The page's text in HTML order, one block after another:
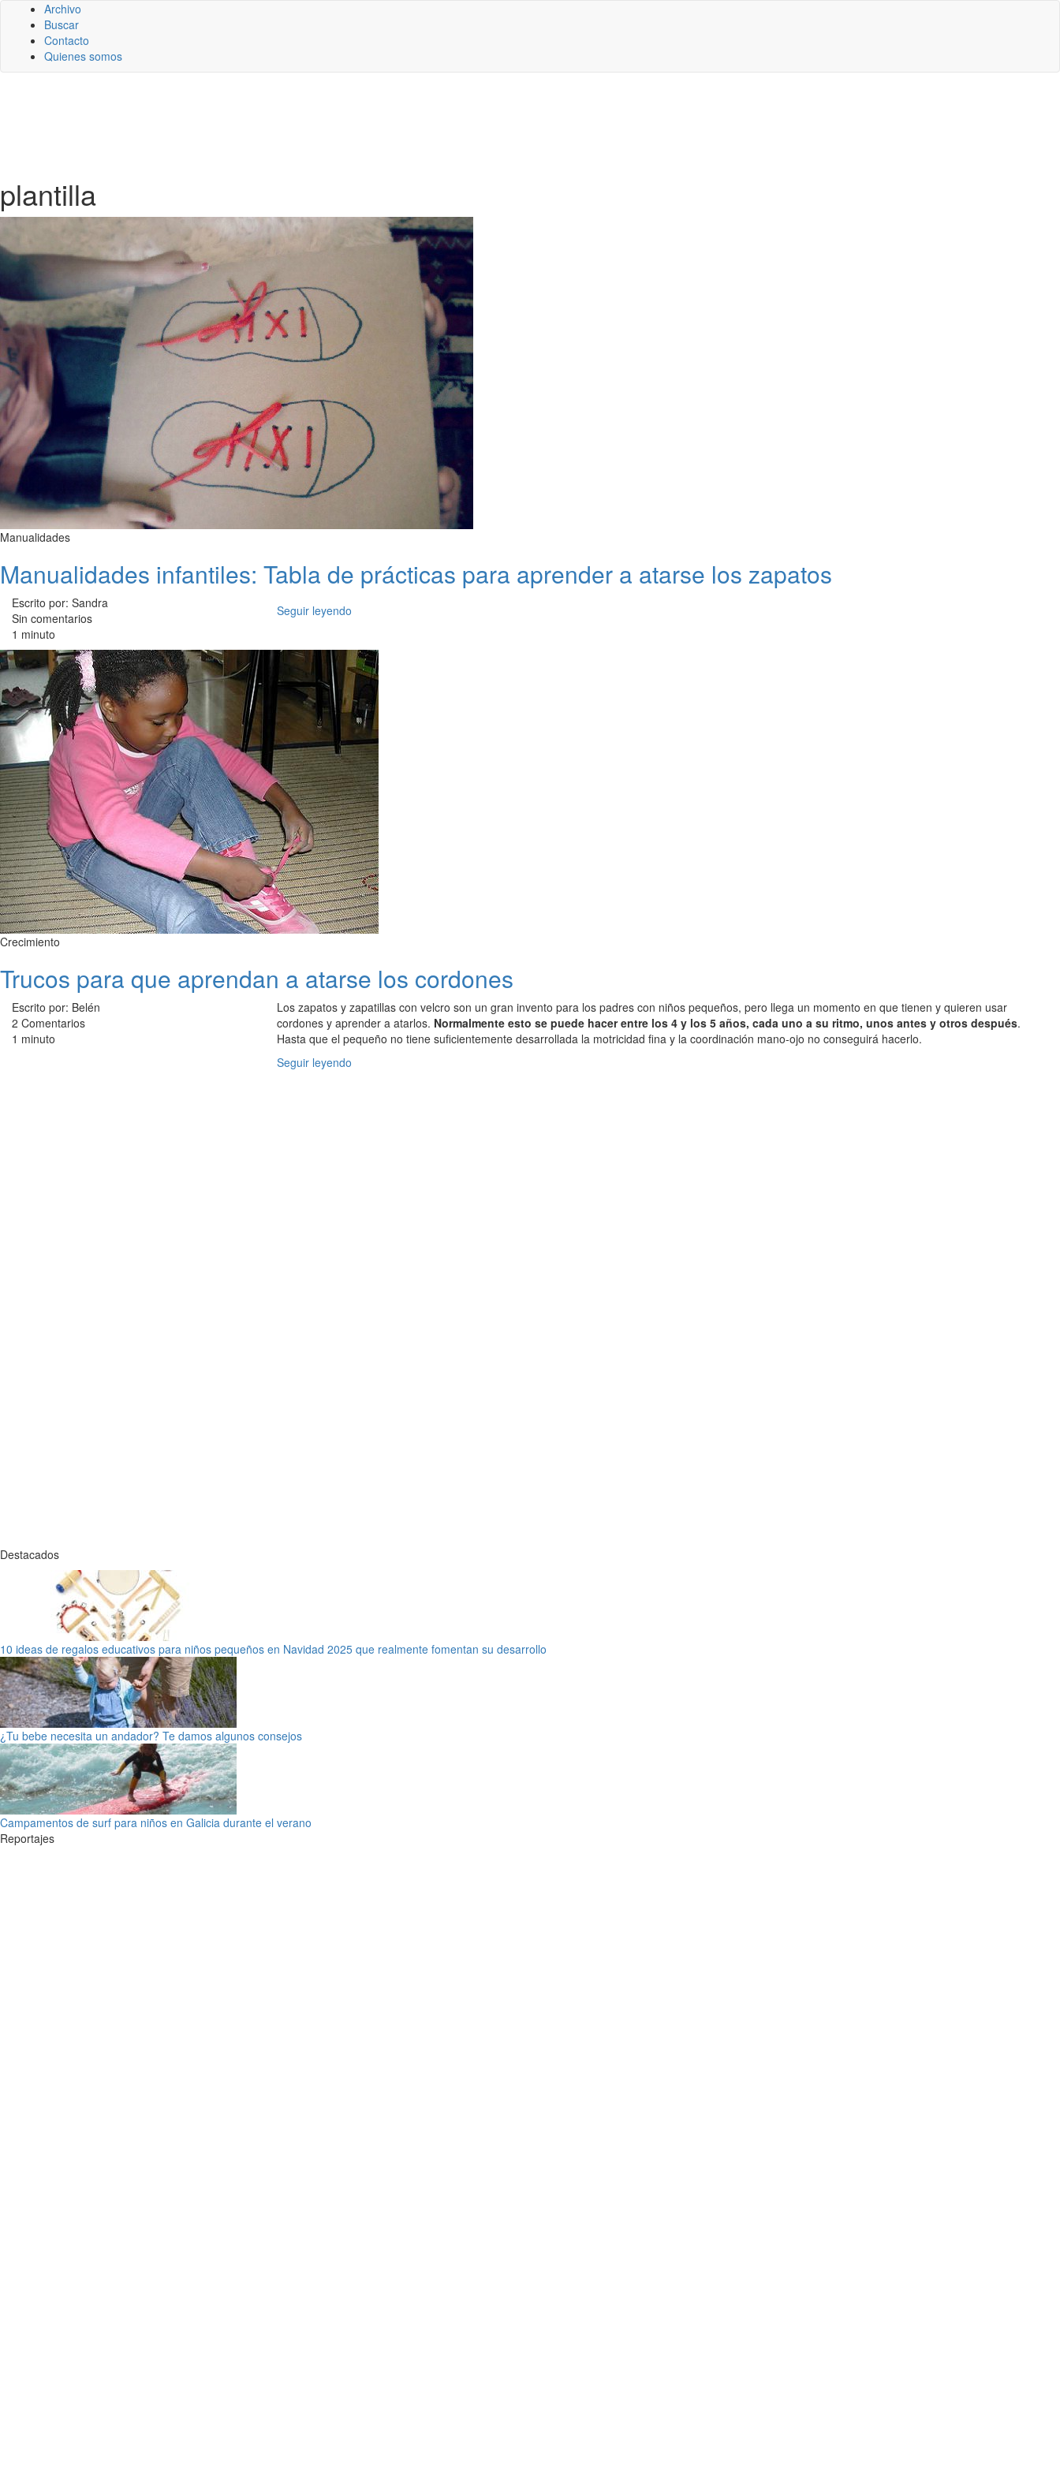
Archivo
Buscar
Contacto
Quienes somos
plantilla
Manualidades
Manualidades infantiles: Tabla de prácticas para aprender a atarse los zapatos
Escrito por: Sandra
Sin comentarios
1 minuto
Seguir leyendo
Crecimiento
Trucos para que aprendan a atarse los cordones
Escrito por: Belén
2 Comentarios
1 minuto
Los zapatos y zapatillas con velcro son un gran invento para los padres con niños pequeños, pero llega un momento en que tienen y quieren usar
cordones y aprender a atarlos. Normalmente esto se puede hacer entre los 4 y los 5 años, cada uno a su ritmo, unos antes y otros después.
Hasta que el pequeño no tiene suficientemente desarrollada la motricidad fina y la coordinación mano-ojo no conseguirá hacerlo.
Seguir leyendo
Destacados
10 ideas de regalos educativos para niños pequeños en Navidad 2025 que realmente fomentan su desarrollo
¿Tu bebe necesita un andador? Te damos algunos consejos
Campamentos de surf para niños en Galicia durante el verano
Reportajes